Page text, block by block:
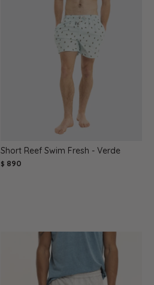
Short Reef Swim Fresh - Verde
$ 890